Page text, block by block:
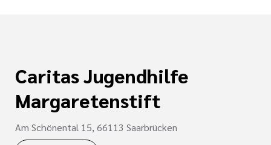
Caritas Jugendhilfe
Margaretenstift
Am Schönental 15, 66113 Saarbrücken